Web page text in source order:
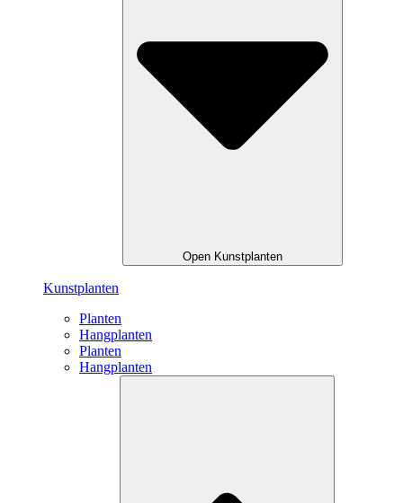
Open Kunstplanten
Kunstplanten
Planten
Hangplanten
Planten
Hangplanten